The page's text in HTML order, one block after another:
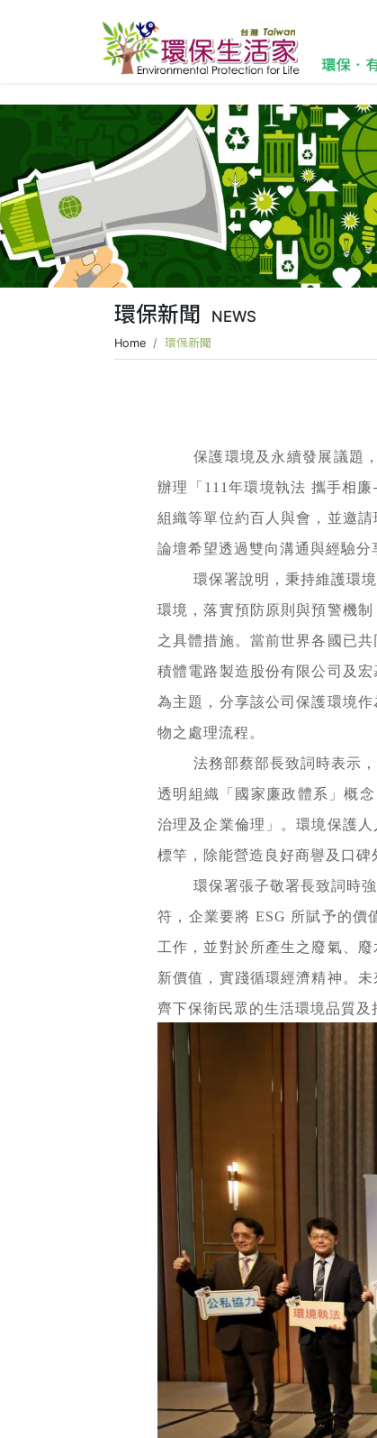
環保新聞 NEWS
Home 環保新聞
保護環境及永續發展議題
辦理「111年環境執法 攜手相
組織等單位約百人與會，並邀
論壇希望透過雙向溝通與經驗
環保署說明，秉持維護環
環境，落實預防原則與預警機
之具體措施。當前世界各國已
積體電路製造股份有限公司及
為主題，分享該公司保護環境
物之處理流程。
法務部蔡部長致詞時表示
透明組織「國家廉政體系」概
治理及企業倫理」。環境保護
標竿，除能營造良好商譽及口碑
環保署張子敬署長致詞時
符，企業要將 ESG 所賦予的價
工作，並對於所產生之廢氣、
新價值，實踐循環經濟精神。
齊下保衛民眾的生活環境品質及